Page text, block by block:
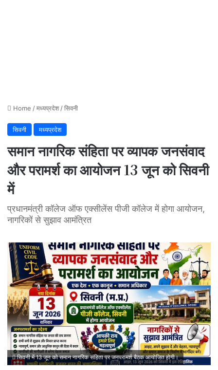
Home /मध्यप्रदेश /सिवनी
सिवनी मध्यप्रदेश
समान नागरिक संहिता पर व्यापक जनसंवाद
और परामर्श का आयोजन 13 जून को सिवनी
में
प्रधानमंत्री कॉलेज ऑफ एक्सीलेंस पीजी कॉलेज में होगा आयोजन,
नागरिकों से सुझाव आमंत्रित
सिवनी में 13 जून को समान नागरिक संहिता पर जनपरामर्श बैठक आयोजित होगी।